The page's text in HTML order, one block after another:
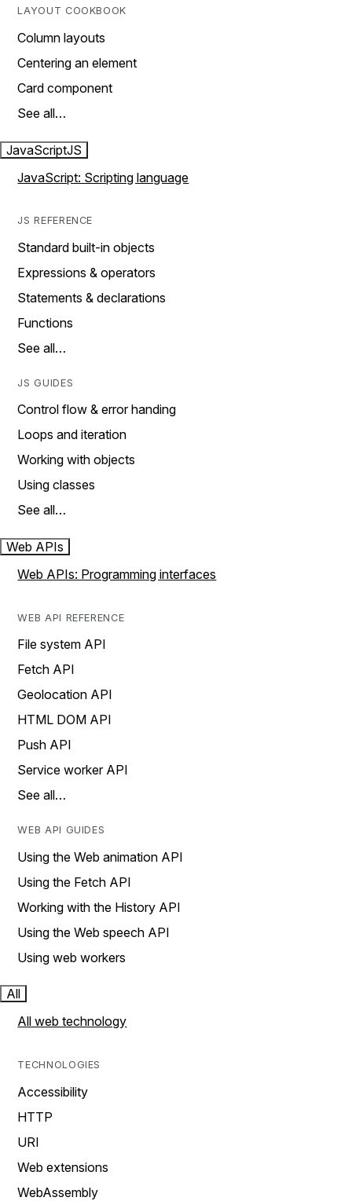
LAYOUT COOKBOOK
Column layouts
Centering an element
Card component
See all…
JavaScriptJS
JavaScript: Scripting language
JS REFERENCE
Standard built-in objects
Expressions & operators
Statements & declarations
Functions
See all…
JS GUIDES
Control flow & error handing
Loops and iteration
Working with objects
Using classes
See all…
Web APIs
Web APIs: Programming interfaces
WEB API REFERENCE
File system API
Fetch API
Geolocation API
HTML DOM API
Push API
Service worker API
See all…
WEB API GUIDES
Using the Web animation API
Using the Fetch API
Working with the History API
Using the Web speech API
Using web workers
All
All web technology
TECHNOLOGIES
Accessibility
HTTP
URI
Web extensions
WebAssembly